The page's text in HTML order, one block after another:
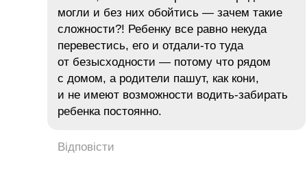
могли и без них обойтись — зачем такие
сложности?! Ребенку все равно некуда
перевестись, его и отдали-то туда
от безысходности — потому что рядом
с домом, а родители пашут, как кони,
и не имеют возможности водить-забирать
ребенка постоянно.
Відповісти